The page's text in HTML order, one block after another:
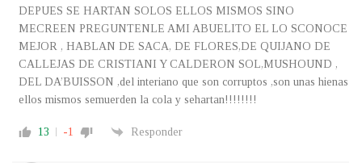
DEPUES SE HARTAN SOLOS ELLOS MISMOS SINO
MECREEN PREGUNTENLE AMI ABUELITO EL LO SCONOCE
MEJOR , HABLAN DE SACA, DE FLORES,DE QUIJANO DE
CALLEJAS DE CRISTIANI Y CALDERON SOL,MUSHOUND ,
DEL DA’BUISSON ,del interiano que son corruptos ,son unas hienas
ellos mismos semuerden la cola y sehartan!!!!!!!!
13 -1 Responder